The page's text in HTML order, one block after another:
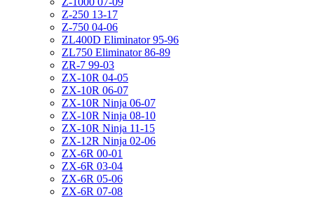
Z-250 13-17
Z-750 04-06
ZL400D Eliminator 95-96
ZL750 Eliminator 86-89
ZR-7 99-03
ZX-10R 04-05
ZX-10R 06-07
ZX-10R Ninja 06-07
ZX-10R Ninja 08-10
ZX-10R Ninja 11-15
ZX-12R Ninja 02-06
ZX-6R 00-01
ZX-6R 03-04
ZX-6R 05-06
ZX-6R 07-08